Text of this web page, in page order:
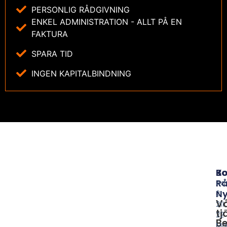
PERSONLIG RÅDGIVNING
ENKEL ADMINISTRATION - ALLT PÅ EN
FAKTURA
SPARA TID
INGEN KAPITALBINDNING
21
211
22